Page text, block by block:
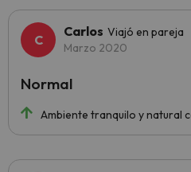
Carlos Viajó en pareja
Marzo 2020
Ambiente tranquilo y natural
Normal